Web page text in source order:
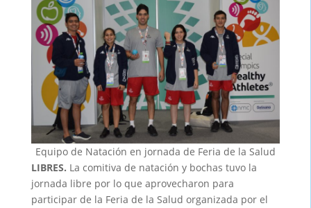
Equipo de Natación en jornada de Feria de la Salud
LIBRES. La comitiva de natación y bochas tuvo la
jornada libre por lo que aprovecharon para
participar de la Feria de la Salud organizada por el